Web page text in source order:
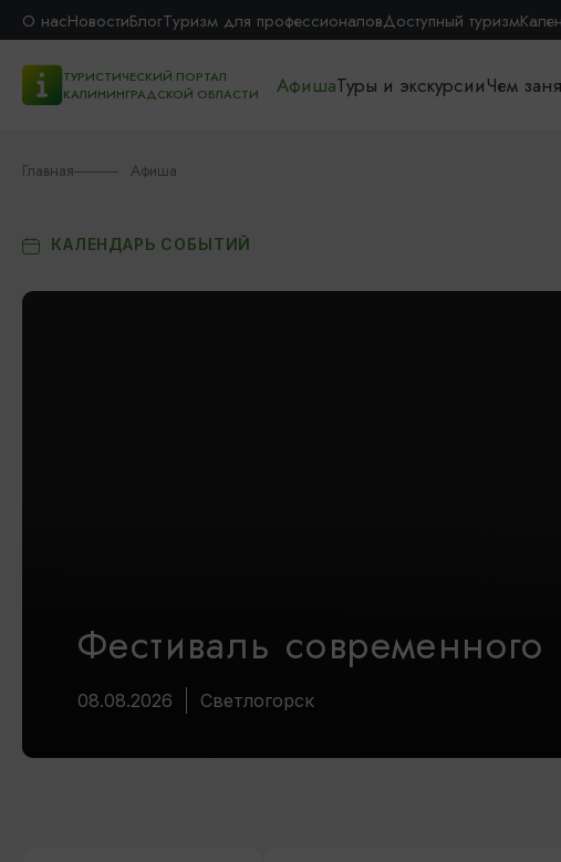
О насНовостиБлогТуризм для профессионаловДоступный туризм
ТУРИСТИЧЕСКИЙ ПОРТАЛ
КАЛИНИНГРАДСКОЙ ОБЛАСТИ
АфишаТуры и экскурсииЧем
Главная Афиша
КАЛЕНДАРЬ СОБЫТИЙ
Фестиваль современного
08.08.2026 Светлогорск